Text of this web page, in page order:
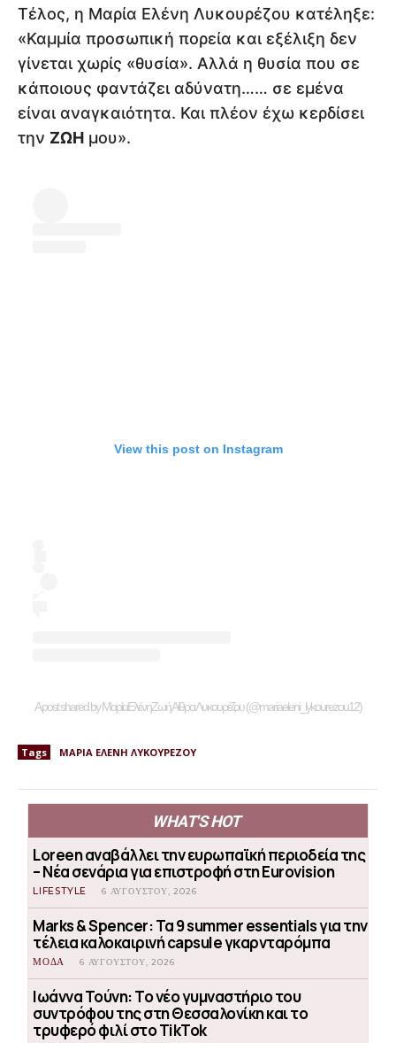
Τέλος, η Μαρία Ελένη Λυκουρέζου κατέληξε:
«Καμμία προσωπική πορεία και εξέλιξη δεν
γίνεται χωρίς «θυσία». Αλλά η θυσία που σε
κάποιους φαντάζει αδύνατη…… σε εμένα
είναι αναγκαιότητα. Και πλέον έχω κερδίσει
την ΖΩΗ μου».
View this post on Instagram
A post shared by ΜαρίαΕλένηΖωή Αίθρα Λυκουρέζου (@mariaeleni_lykourezou12)
Tags ΜΑΡΙΑ ΕΛΕΝΗ ΛΥΚΟΥΡΕΖΟΥ
WHAT'S HOT
Loreen αναβάλλει την ευρωπαϊκή περιοδεία της
– Νέα σενάρια για επιστροφή στη Eurovision
LIFESTYLE 6 ΑΥΓΟΎΣΤΟΥ, 2026
Marks & Spencer: Τα 9 summer essentials για την
τέλεια καλοκαιρινή capsule γκαρνταρόμπα
ΜΟΔΑ 6 ΑΥΓΟΎΣΤΟΥ, 2026
Ιωάννα Τούνη: Το νέο γυμναστήριο του
συντρόφου της στη Θεσσαλονίκη και το
τρυφερό φιλί στο TikTok